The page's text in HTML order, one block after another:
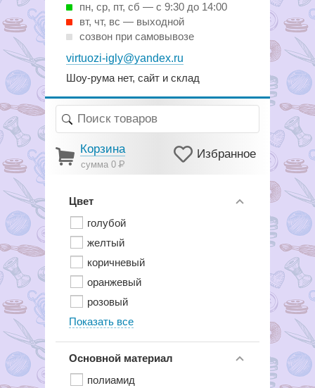
пн, ср, пт, cб — с 9:30 до 14:00
вт, чт, вс — выходной
созвон при самовывозе
virtuozi-igly@yandex.ru
Шоу-рума нет, сайт и склад
Корзина
сумма 0Р
Избранное
Цвет
голубой
желтый
коричневый
оранжевый
розовый
Показать все
Основной материал
полиамид